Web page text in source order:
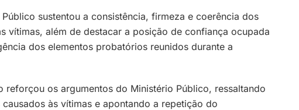
sustentou a consistência, firmeza e coerência dos
vítimas, além de destacar a posição de confiança ocupada
dos elementos probatórios reunidos durante a
reforçou os argumentos do Ministério Público, ressaltando
às vítimas e apontando a repetição do